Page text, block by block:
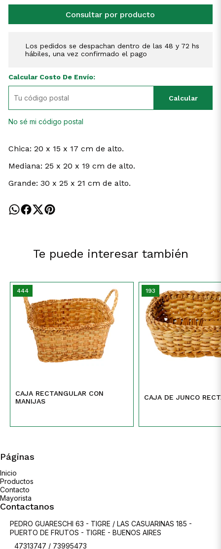
Consultar por producto
Los pedidos se despachan dentro de las 48 y 72 hs
hábiles, una vez confirmado el pago
Calcular Costo De Envío:
Calcular
No sé mi código postal
Chica: 20 x 15 x 17 cm de alto.
Mediana: 25 x 20 x 19 cm de alto.
Grande: 30 x 25 x 21 cm de alto.
Te puede interesar también
444
CAJA RECTANGULAR CON
MANIJAS
193
CAJA DE JUNCO
Páginas
Inicio
Productos
Contacto
Mayorista
Contactanos
PEDRO GUARESCHI 63 - TIGRE / LAS CASUARINAS 185 -
PUERTO DE FRUTOS - TIGRE - BUENOS AIRES
47313747 / 73995473